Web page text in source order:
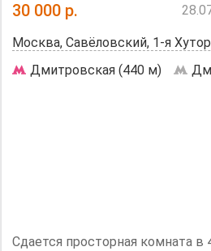
Стоимость проживания
можно разбить.
Дополнительная информация:
Холодильник, Посудомоечная
30 000 р.
Москва, Савёловский, 1-я
Дмитровская (440 м)
Сдается просторная комната в